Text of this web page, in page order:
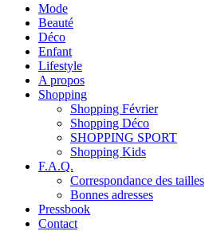
Mode
Beauté
Déco
Enfant
Lifestyle
A propos
Shopping
Shopping Février
Shopping Déco
SHOPPING SPORT
Shopping Kids
F.A.Q.
Correspondance des tailles
Bonnes adresses
Pressbook
Contact